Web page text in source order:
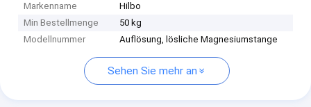
Markenname
Hilbo
Min Bestellmenge
50 kg
Modellnummer
Auflösung, lösliche Magnesiumstange
Sehen Sie mehr an